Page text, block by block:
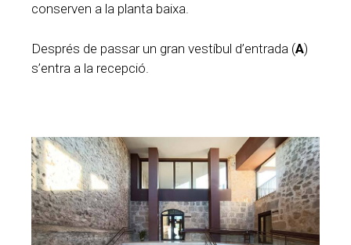
conserven a la planta baixa.
Després de passar un gran vestíbul d’entrada (A)
s’entra a la recepció.